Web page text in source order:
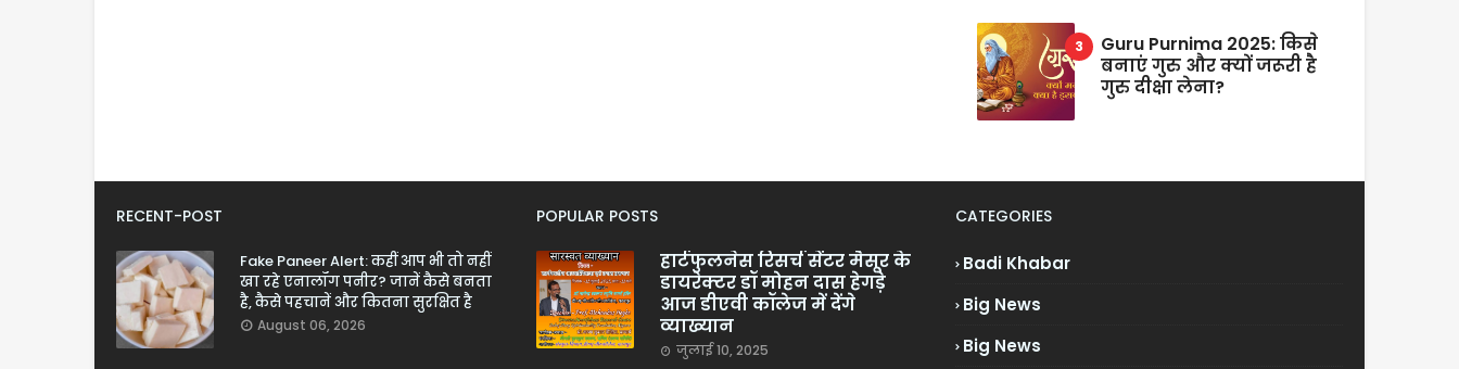
Guru Purnima 2025: किसे
बनाएं गुरु और क्यों जरूरी है
गुरु दीक्षा लेना?
RECENT-POST
Fake Paneer Alert: कहीं आप भी तो नहीं
खा रहे एनालॉग पनीर? जानें कैसे बनता
है, कैसे पहचानें और कितना सुरक्षित है
August 06, 2026
POPULAR POSTS
हार्टफुलनेस रिसर्च सेंटर मैसूर के
डायरेक्टर डॉ मोहन दास हेगड़े
आज डीएवी कॉलेज में देंगे
व्याख्यान
जुलाई 10, 2025
CATEGORIES
Badi Khabar
Big News
Big News